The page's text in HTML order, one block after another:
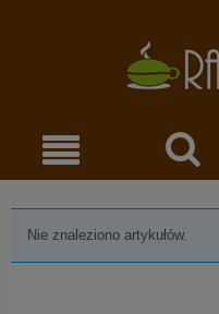
Nie znaleziono artykułów.